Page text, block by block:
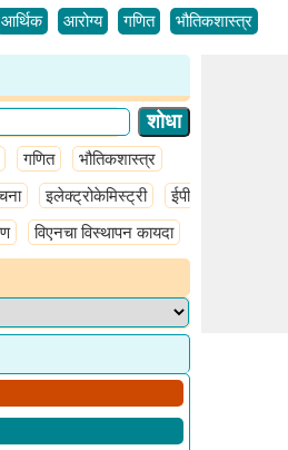
आर्थिक आरोग्य गणित भौतिकशास्त्र
गणित भौतिकशास्त्र
इलेक्ट्रोकेमिस्ट्री ईपीआर स्पेक्ट्रोस्कोपी
विएनचा विस्थापन कायदा